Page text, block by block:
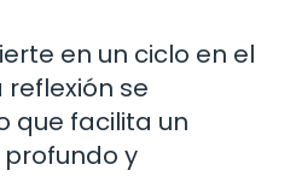
en un ciclo en el
se
que facilita un
y